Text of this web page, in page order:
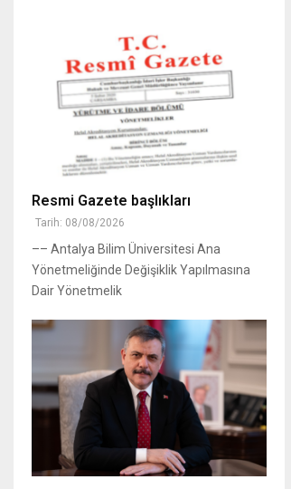
Resmi Gazete başlıkları
Tarih: 08/08/2026
–– Antalya Bilim Üniversitesi Ana
Yönetmeliğinde Değişiklik Yapılmasına
Dair Yönetmelik